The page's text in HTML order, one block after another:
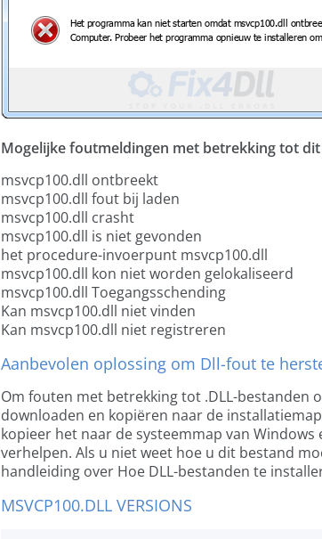
Mogelijke foutmeldingen met betrekking tot
msvcp100.dll ontbreekt
msvcp100.dll fout bij laden
msvcp100.dll crasht
msvcp100.dll is niet gevonden
het procedure-invoerpunt msvcp100.dll
msvcp100.dll kon niet worden gelokaliseerd
msvcp100.dll Toegangsschending
Kan msvcp100.dll niet vinden
Kan msvcp100.dll niet registreren
Aanbevolen oplossing om Dll-fout te
Om fouten met betrekking tot .DLL-bestanden
downloaden en kopiëren naar de
kopieer het naar de systeemmap van
verhelpen. Als u niet weet hoe u dit bestand
handleiding over Hoe DLL-bestanden te
MSVCP100.DLL VERSIONS